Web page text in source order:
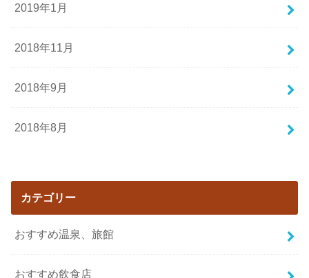
2019年1月
2018年11月
2018年9月
2018年8月
カテゴリー
おすすめ温泉、旅館
おすすめ飲食店